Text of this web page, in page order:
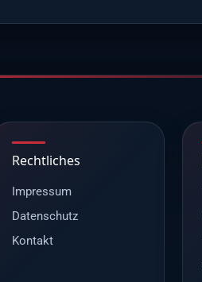
Rechtliches
Impressum
Datenschutz
Kontakt